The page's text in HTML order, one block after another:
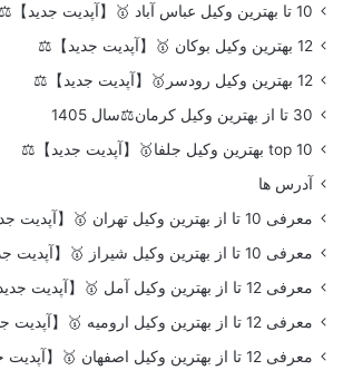
10 تا بهترین وکیل عباس آباد 🥇【آپدیت جدید】⚖️
12 بهترین وکیل بوکان 🥇【آپدیت جدید】⚖️
12 بهترین وکیل رودسر🥇【آپدیت جدید】⚖️
30 تا از بهترین وکیل کرمان⚖️سال 1405
top 10 بهترین وکیل جلفا🥇【آپدیت جدید】⚖️
آدرس ها
معرفی 10 تا از بهترین وکیل تهران 🥇【آپدیت جدید】⚖️
معرفی 10 تا از بهترین وکیل شیراز 🥇【آپدیت جدید】⚖️
معرفی 12 تا از بهترین وکیل آمل 🥇【آپدیت جدید】⚖️
معرفی 12 تا از بهترین وکیل ارومیه 🥇【آپدیت جدید】⚖️
معرفی 12 تا از بهترین وکیل اصفهان 🥇【آپدیت جدید】⚖️